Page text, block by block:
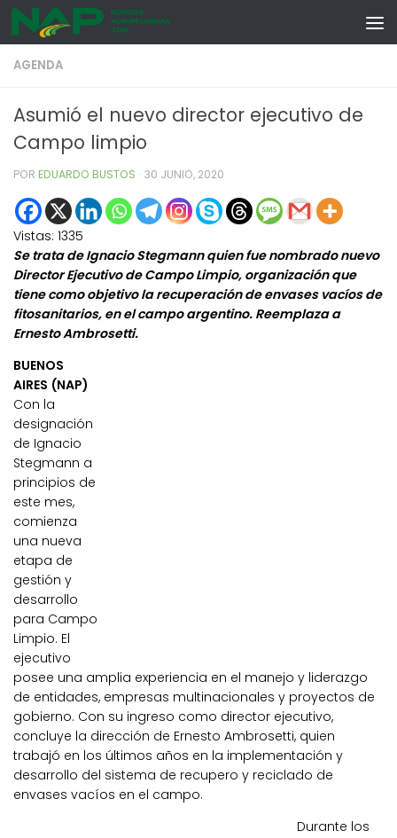
Skip to content
AGENDA
Asumió el nuevo director ejecutivo de
Campo limpio
POR EDUARDO BUSTOS · 30 JUNIO, 2020
Vistas: 1335
Se trata de Ignacio Stegmann quien fue nombrado nuevo
Director Ejecutivo de Campo Limpio, organización que
tiene como objetivo la recuperación de envases vacíos de
fitosanitarios, en el campo argentino. Reemplaza a
Ernesto Ambrosetti.
BUENOS
AIRES (NAP)
Con la
designación
de Ignacio
Stegmann a
principios de
este mes,
comienza
una nueva
etapa de
gestión y
desarrollo
para Campo
Limpio. El
ejecutivo
posee una amplia experiencia en el manejo y liderazgo
de entidades, empresas multinacionales y proyectos de
gobierno. Con su ingreso como director ejecutivo,
concluye la dirección de Ernesto Ambrosetti, quien
trabajó en los últimos años en la implementación y
desarrollo del sistema de recupero y reciclado de
envases vacíos en el campo.
Durante los